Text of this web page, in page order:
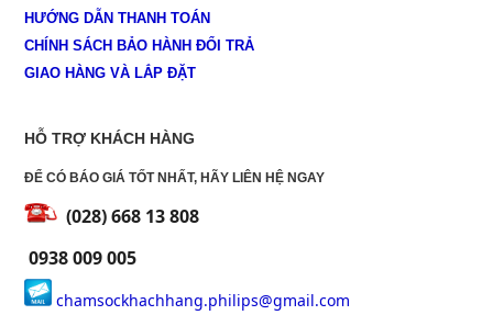
HƯỚNG DẪN THANH TOÁN
CHÍNH SÁCH BẢO HÀNH ĐỔI TRẢ
GIAO HÀNG VÀ LẮP ĐẶT
HỖ TRỢ KHÁCH HÀNG
ĐỂ CÓ BÁO GIÁ TỐT NHẤT, HÃY LIÊN HỆ NGAY
(028) 668 13 808
0938 009 005
chamsockhachhang.philips@gmail.com